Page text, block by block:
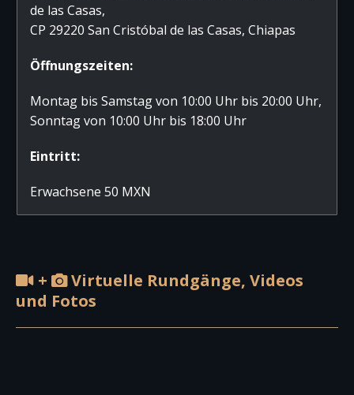
de las Casas,
CP 29220 San Cristóbal de las Casas, Chiapas
Öffnungszeiten:
Montag bis Samstag von 10:00 Uhr bis 20:00 Uhr,
Sonntag von 10:00 Uhr bis 18:00 Uhr
Eintritt:
Erwachsene 50 MXN
+
Virtuelle Rundgänge, Videos
und Fotos